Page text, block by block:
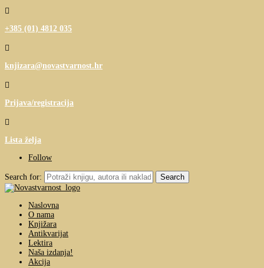

+385 (01) 4812 035

knjizara@novastvarnost.hr

Prijava/registracija

Lista želja
Follow
Search for:
Naslovna
O nama
Knjižara
Antikvarijat
Lektira
Naša izdanja!
Akcija